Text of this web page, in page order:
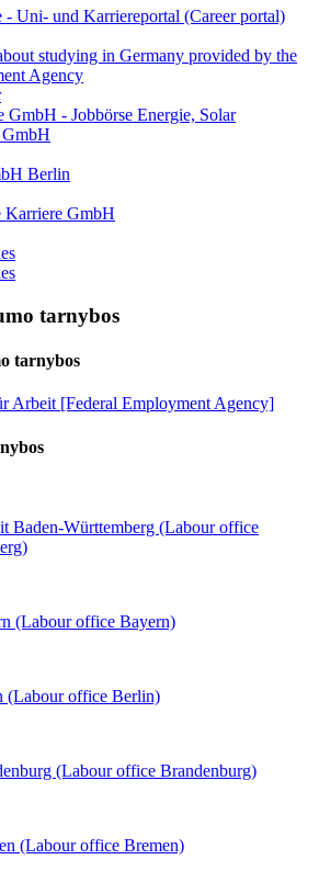
- Uni- und Karriereportal (Career portal)
studying in Germany provided by the
Agency
GmbH - Jobbörse Energie, Solar
Berlin
Karriere GmbH
tarnybos
tarnybos
Arbeit [Federal Employment Agency]
Baden-Württemberg (Labour office
(Labour office Bayern)
(Labour office Berlin)
(Labour office Brandenburg)
(Labour office Bremen)